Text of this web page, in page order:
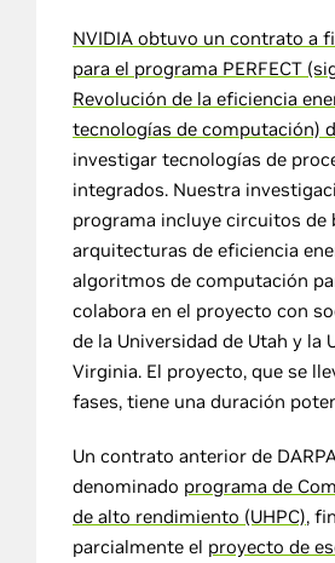
NVIDIA obtuvo un contrato a
para el programa PERFECT
Revolución de la eficiencia
tecnologías de computación)
investigar tecnologías de
integrados. Nuestra
programa incluye circuitos de
arquitecturas de eficiencia
algoritmos de computación
colabora en el proyecto con
de la Universidad de Utah y la
Virginia. El proyecto, que se
fases, tiene una duración
Un contrato anterior de
denominado programa de
de alto rendimiento (UHPC),
parcialmente el proyecto de